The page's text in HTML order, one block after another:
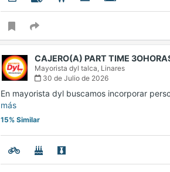
CAJERO(A) PART TIME
Mayorista dyl talca, Linares
30 de Julio de 2026
En mayorista dyl buscamos incorporar
más
15% Similar